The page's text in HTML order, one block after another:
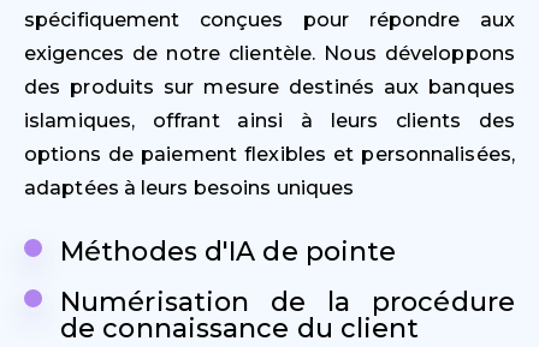
spécifiquement conçues pour répondre aux
exigences de notre clientèle. Nous développons
des produits sur mesure destinés aux banques
islamiques, offrant ainsi à leurs clients des
options de paiement flexibles et personnalisées,
adaptées à leurs besoins uniques
Méthodes d'IA de pointe
Numérisation de la procédure
de connaissance du client